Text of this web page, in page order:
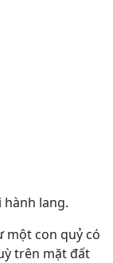
lang.
một con quỷ có
trên mặt đất